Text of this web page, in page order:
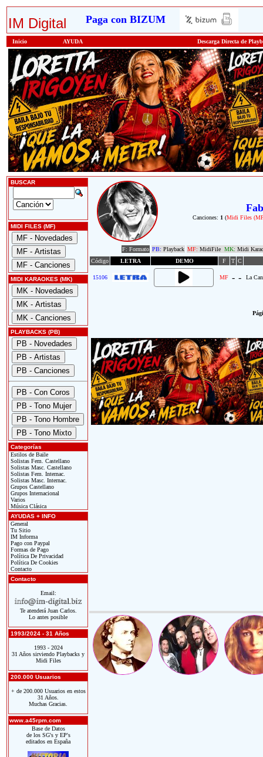
IM Digital Paga con BIZUM
Inicio AYUDA Descarga Directa de
BUSCAR
MIDI FILES (MF)
MIDI KARAOKES (MK)
PLAYBACKS (PB)
Categorías
Estilos de Baile
Solistas Fem. Castellano
Solistas Masc. Castellano
Solistas Fem. Internac.
Solistas Masc. Internac.
Grupos Castellano
Grupos Internacional
Varios
Música Clásica
AYUDAS + INFO
General
Tu Sitio
IM Informa
Pago con Paypal
Formas de Pago
Política De Privacidad
Política De Cookies
Contacto
Contacto
Email:
Te atenderá Juan Carlos.
Lo antes posible
1993/2024 - 31 Años
1993 - 2024
31 Años sirviendo Playbacks y
Midi Files
200.000 Usuarios
+ de 200.000 Usuarios en estos
31 Años.
Muchas Gracias.
www.a45rpm.com
Base de Datos
de los SG's y EP's
editados en España
Canciones: 1 (Midi Files
F: Formato PB: Playback MF: MidiFile MK: Midi
Código
LETRA DEMO F T C
15106 MF - - La